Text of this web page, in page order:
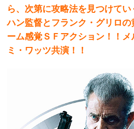
ら、次第に攻略法を見つけて
ハン監督とフランク・グリロ
ーム感覚ＳＦアクション！！
ミ・ワッツ共演！！